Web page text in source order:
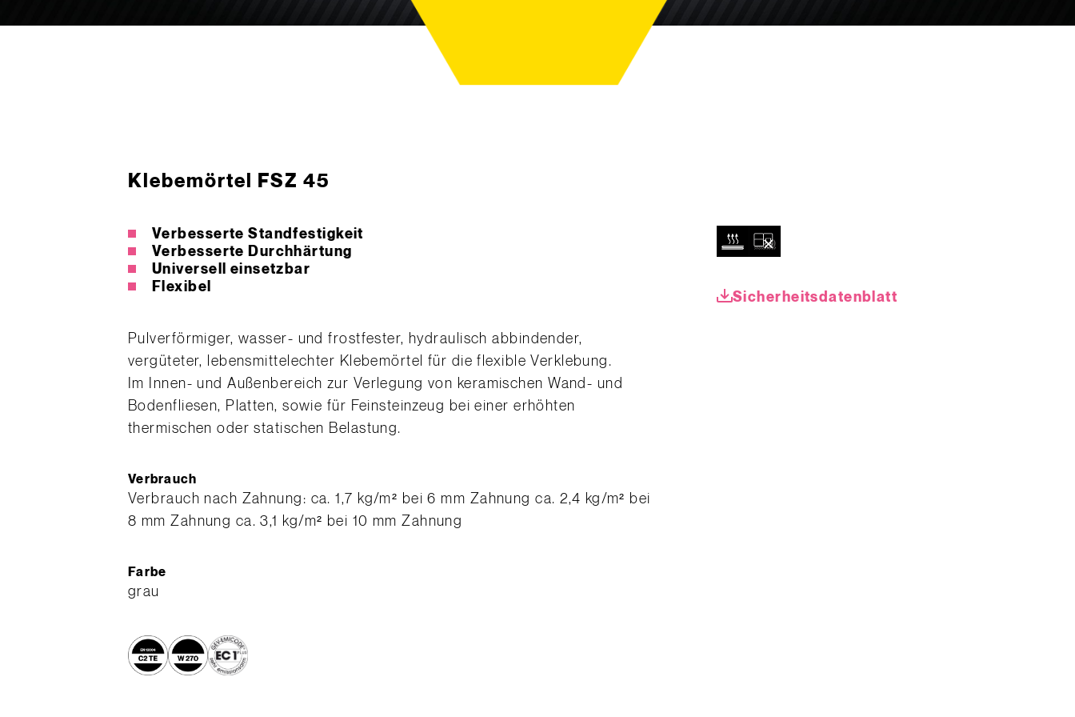
Klebemörtel FSZ 45
Verbesserte Standfestigkeit
Verbesserte Durchhärtung
Universell einsetzbar
Flexibel
Pulverförmiger, wasser- und frostfester, hydraulisch abbindender,
vergüteter, lebensmittelechter Klebemörtel für die flexible Verklebung.
Im Innen- und Außenbereich zur Verlegung von keramischen Wand- und
Bodenfliesen, Platten, sowie für Feinsteinzeug bei einer erhöhten
thermischen oder statischen Belastung.
Verbrauch
​Verbrauch nach Zahnung: ca. 1,7 kg/m² bei 6 mm Zahnung ca. 2,4 kg/m² bei
8 mm Zahnung ca. 3,1 kg/m² bei 10 mm Zahnung
Farbe
grau
Sicherheitsdatenblatt